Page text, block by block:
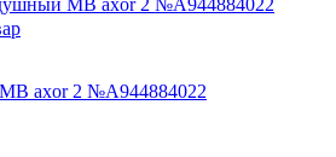
axor 2 №А944884022